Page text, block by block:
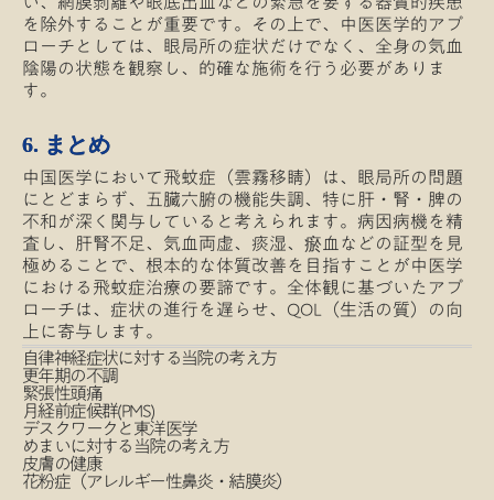
を除外することが重要です。その上で、中医医学的アプ
ローチとしては、眼局所の症状だけでなく、全身の気血
陰陽の状態を観察し、的確な施術を行う必要がありま
す。
6. まとめ
中国医学において飛蚊症（雲霧移睛）は、眼局所の問題
にとどまらず、五臓六腑の機能失調、特に肝・腎・脾の
不和が深く関与していると考えられます。病因病機を精
査し、肝腎不足、気血両虚、痰湿、瘀血などの証型を見
極めることで、根本的な体質改善を目指すことが中医学
における飛蚊症治療の要諦です。全体観に基づいたアプ
ローチは、症状の進行を遅らせ、QOL（生活の質）の向
上に寄与します。
自律神経症状に対する当院の考え方
更年期の不調
緊張性頭痛
月経前症候群(PMS)
デスクワークと東洋医学
めまいに対する当院の考え方
皮膚の健康
花粉症（アレルギー性鼻炎・結膜炎）